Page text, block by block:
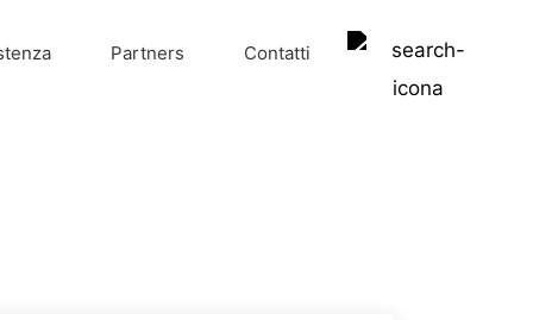
Partners Contatti